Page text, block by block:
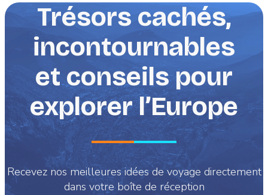
Trésors cachés,
incontournables
et conseils pour
explorer l’Europe
Recevez nos meilleures idées de voyage directement
dans votre boîte de réception